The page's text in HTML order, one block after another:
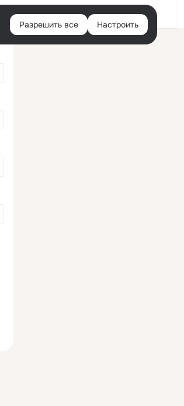
Войти
Разрешить все Настроить